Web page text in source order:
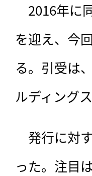
2016年に
を迎え、今
る。引受は
ルディング
発行に対
った。注目